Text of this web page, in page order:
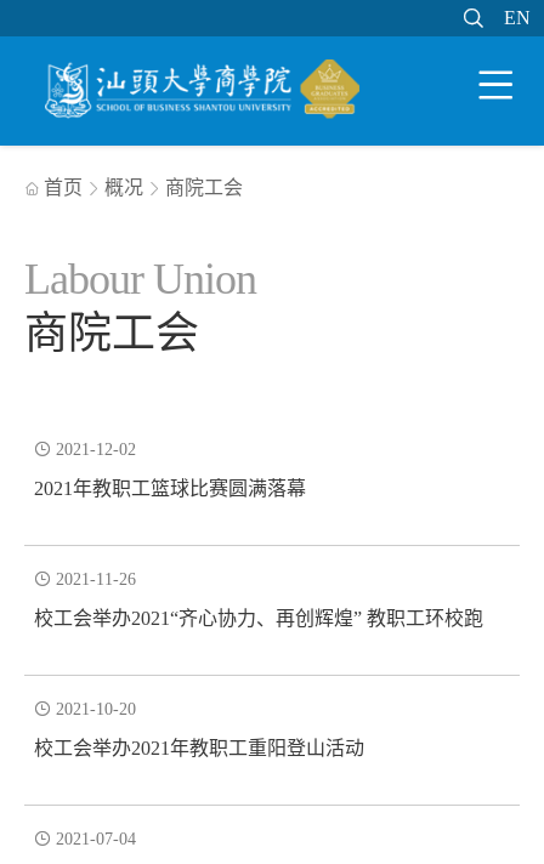
 EN
 EN

 首页  概况  商院工会
Labour Union
商院工会
 2021-12-02
2021年教职工篮球比赛圆满落幕
 2021-11-26
校工会举办2021“齐心协力、再创辉煌” 教职工环校跑
 2021-10-20
校工会举办2021年教职工重阳登山活动
 2021-07-04